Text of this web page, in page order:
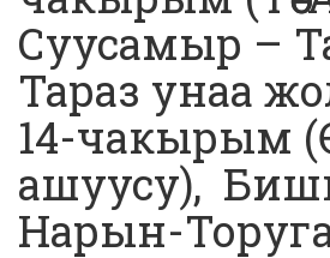
Суусамыр –
Тараз унаа
14-чакырым
ашуусу),
Нарын-